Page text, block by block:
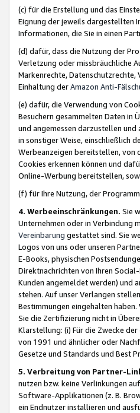
(c) für die Erstellung und das
Eignung der jeweils dargestellten
Informationen, die Sie in einen
(d) dafür, dass die Nutzung der
Verletzung oder missbräuchliche
Markenrechte,
Einhaltung derAmazon Anti-
(e) dafür, die Verwendung von
Besuchern gesammelten Daten in
und angemessen darzustellen
in sonstiger Weise, einschließlich
Werbeanzeigen bereitstellen, von
Cookies erkennen können und
Online-Werbung bereitstellen,
(f) für Ihre Nutzung, der
4. Werbeeinschränkungen. Sie
Unternehmen oder in Verbindung
Vereinbarung gestattet sind. Sie
Logos von uns oder unseren
E-Books, physischen
Direktnachrichten von Ihren
Kunden angemeldet werden) und
stehen. Auf unser Verlangen
Bestimmungen eingehalten
Sie die Zertifizierung nicht in
Klarstellung: (i) Für die Zwecke
von 1991 und ähnlicher oder
Gesetze und Standards und Best
5. Verbreitung von Partner-
nutzen bzw. keine Verlinkungen
Software-Applikationen (z. B.
ein Endnutzer installieren und